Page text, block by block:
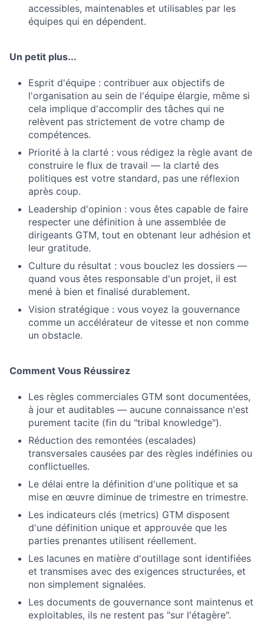
accessibles, maintenables et utilisables par les
équipes qui en dépendent.
Un petit plus...
Esprit d'équipe : contribuer aux objectifs de
l'organisation au sein de l'équipe élargie, même si
cela implique d'accomplir des tâches qui ne
relèvent pas strictement de votre champ de
compétences.
Priorité à la clarté : vous rédigez la règle avant de
construire le flux de travail — la clarté des
politiques est votre standard, pas une réflexion
après coup.
Leadership d'opinion : vous êtes capable de faire
respecter une définition à une assemblée de
dirigeants GTM, tout en obtenant leur adhésion et
leur gratitude.
Culture du résultat : vous bouclez les dossiers —
quand vous êtes responsable d'un projet, il est
mené à bien et finalisé durablement.
Vision stratégique : vous voyez la gouvernance
comme un accélérateur de vitesse et non comme
un obstacle.
Comment Vous Réussirez
Les règles commerciales GTM sont documentées,
à jour et auditables — aucune connaissance n'est
purement tacite (fin du "tribal knowledge").
Réduction des remontées (escalades)
transversales causées par des règles indéfinies ou
conflictuelles.
Le délai entre la définition d'une politique et sa
mise en œuvre diminue de trimestre en trimestre.
Les indicateurs clés (metrics) GTM disposent
d'une définition unique et approuvée que les
parties prenantes utilisent réellement.
Les lacunes en matière d'outillage sont identifiées
et transmises avec des exigences structurées, et
non simplement signalées.
Les documents de gouvernance sont maintenus et
exploitables, ils ne restent pas "sur l'étagère".